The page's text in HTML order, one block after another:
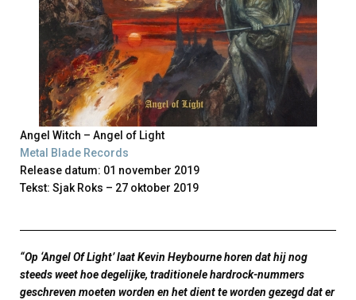
Angel Witch – Angel of Light
Metal Blade Records
Release datum: 01 november 2019
Tekst: Sjak Roks – 27 oktober 2019
“Op ‘Angel Of Light’ laat Kevin Heybourne horen dat hij nog
steeds weet hoe degelijke, traditionele hardrock-nummers
geschreven moeten worden en het dient te worden gezegd dat er